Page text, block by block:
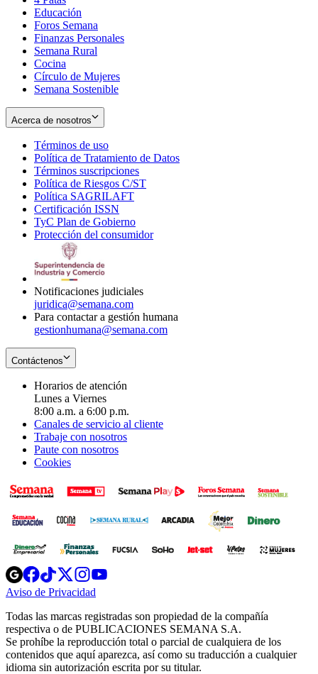
window
new
window
Educación
Foros Semana
Finanzas Personales
Semana Rural
Cocina
Círculo de Mujeres
Semana Sostenible
Acerca de nosotros
Términos de uso
in
new
window
Política de Tratamiento de Datos
Términos suscripciones
in
Política de Riesgos C/ST
Política SAGRILAFT
new
window
Certificación ISSN
in
new
TyC Plan de Gobierno
in
Protección del consumidorOpens
Notificaciones judiciales
juridica@semana.com
Para contactar a gestión humana
gestionhumana@semana.com
Contáctenos
Horarios de atención
Lunes a Viernes
8:00 a.m. a 6:00 p.m.
Canales de servicio al cliente
Trabaje con nosotros
Paute con nosotros
Cookies
Opens
in
new
Opens
in
new
Opens
in
new
window
Opens
new
windowwindow
Aviso de Privacidad
new
window
Todas las marcas registradas son propiedad de la compañía
respectiva o de PUBLICACIONES SEMANA S.A.
Se prohíbe la reproducción total o parcial de cualquiera de los
contenidos que aquí aparezca, así como su traducción a cualquier
idioma sin autorización escrita por su titular.